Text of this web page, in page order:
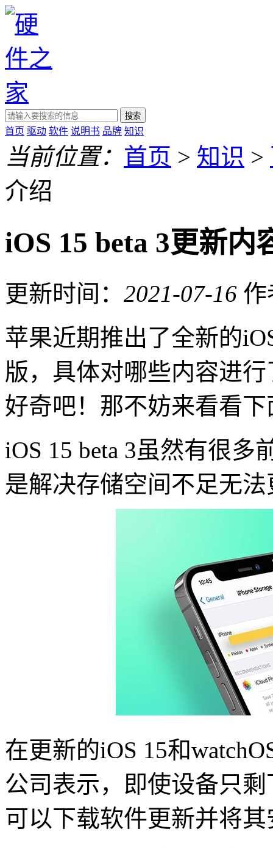
搜索
首页 驱动 软件 说明书 品牌 知识
当前位置： 首页 > 知识 >
介绍
iOS 15 beta 3更新内
更新时间： 2021-07-16 作
苹果近期推出了全新的
版，具体对哪些内容进
好奇吧！那不妨来看看
iOS 15 beta 3虽然有很
是解决存储空间不足无
在更新的iOS 15和
公司表示，即使设备只
可以下载软件更新并将